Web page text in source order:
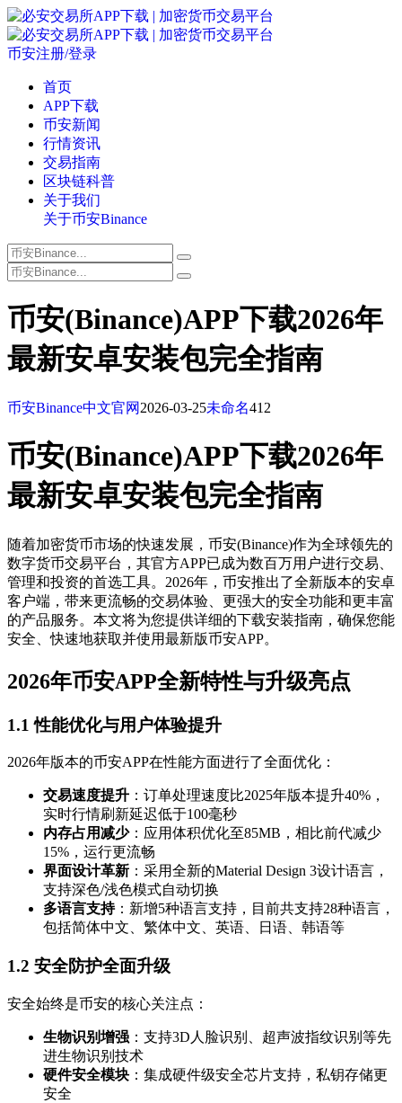
币安注册/登录
首页
APP下载
币安新闻
行情资讯
交易指南
区块链科普
关于我们
关于币安Binance
币安(Binance)APP下载2026年
最新安卓安装包完全指南
币安Binance中文官网 2026-03-25未命名412
币安(Binance)APP下载2026年
最新安卓安装包完全指南
随着加密货币市场的快速发展，币安(Binance)作为全球领先的
数字货币交易平台，其官方APP已成为数百万用户进行交易、
管理和投资的首选工具。2026年，币安推出了全新版本的安卓
客户端，带来更流畅的交易体验、更强大的安全功能和更丰富
的产品服务。本文将为您提供详细的下载安装指南，确保您能
安全、快速地获取并使用最新版币安APP。
2026年币安APP全新特性与升级亮点
1.1 性能优化与用户体验提升
2026年版本的币安APP在性能方面进行了全面优化：
交易速度提升 ：订单处理速度比2025年版本提升40%，
实时行情刷新延迟低于100毫秒
内存占用减少：应用体积优化至85MB，相比前代减少
15%，运行更流畅
界面设计革新 ：采用全新的Material Design 3设计语言，
支持深色/浅色模式自动切换
多语言支持：新增5种语言支持，目前共支持28种语言，
包括简体中文、繁体中文、英语、日语、韩语等
1.2 安全防护全面升级
安全始终是币安的核心关注点：
生物识别增强 ：支持3D人脸识别、超声波指纹识别等先
进生物识别技术
硬件安全模块 ：集成硬件级安全芯片支持，私钥存储更
安全